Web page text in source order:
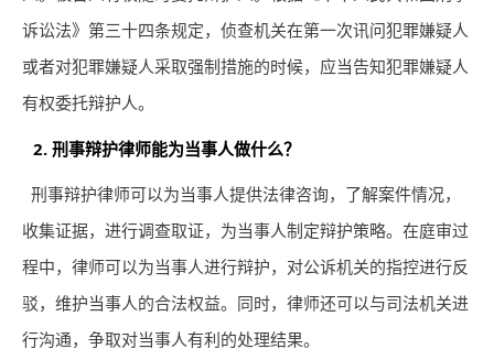
诉讼法》第三十四条规定，侦查机关在第一次讯问犯罪嫌疑人
或者对犯罪嫌疑人采取强制措施的时候，应当告知犯罪嫌疑人
有权委托辩护人。
2. 刑事辩护律师能为当事人做什么？
刑事辩护律师可以为当事人提供法律咨询，了解案件情况，
收集证据，进行调查取证，为当事人制定辩护策略。在庭审过
程中，律师可以为当事人进行辩护，对公诉机关的指控进行反
驳，维护当事人的合法权益。同时，律师还可以与司法机关进
行沟通，争取对当事人有利的处理结果。